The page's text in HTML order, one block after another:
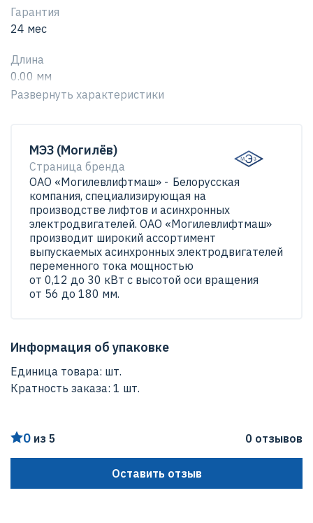
Преимущества:
Мощный и эффективный
Прочность и надежность
Электродвигатель АИР71А4-У2-220/380-
50IМ2081К31Е-ААА 0.55 1500 крепления IM2081
(комбинированный) (лапы/фланец). с одним концом
вала
Данный двигатель климатического исполнения У2 —
это надежный и мощный электромотор, который
идеально подходит для широкого спектра
применений. Он имеет прочную конструкцию,
способную выдерживать суровые условия, что
делает его идеальным для использования в
Гарантийный срок на поставляемый товар составляет
3-х лет с даты поставки.
Гарантия
24 мес
Длина
0.00 мм
Страна
Белоруссия
Масса
0.00 кг
Высота оси вращения
71 мм
Тип/Марка
Высота
Ширина
Мощность
0.55 кВт
Макс. Скорость вращения
Развернуть характеристики
МЭЗ (Могилёв)
Страница бренда
ОАО «Могилевлифтмаш» - Белорусская
компания, специализирующая на
производстве лифтов и асинхронных
электродвигателей. ОАО «Могилевлифтмаш»
производит широкий ассортимент
выпускаемых асинхронных электродвигателей
переменного тока мощностью
от 0,12 до 30 кВт с высотой оси вращения
от 56 до 180 мм.
Информация об упаковке
Единица товара: шт.
Кратность заказа: 1 шт.
0 из 5 0 отзывов
Оставить отзыв